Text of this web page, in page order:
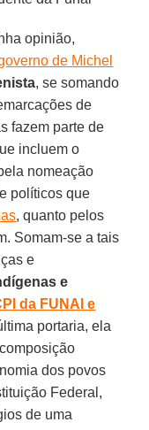
opinião,
de Michel
, se somando
de
fazem parte de
incluem o
nomeação
políticos que
, quanto pelos
Somam-se a tais
e
e
da FUNAI e
portaria, ela
dos povos
Federal,
de uma